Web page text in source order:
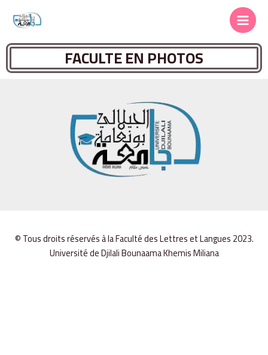
FACULTE EN PHOTOS
© Tous droits réservés à la Faculté des Lettres et Langues 2023.
Université de Djilali Bounaama Khemis Miliana